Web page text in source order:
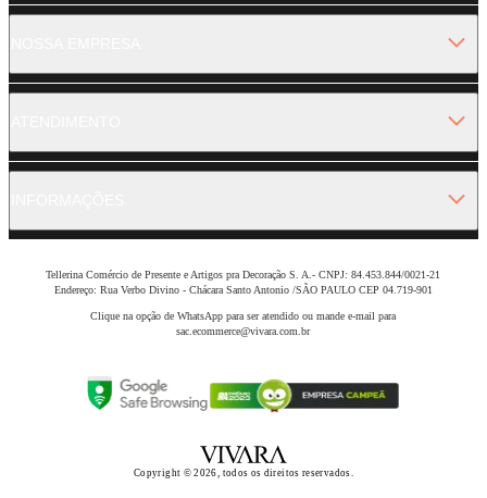
Tellerina Comércio de Presente e Artigos pra Decoração S. A.- CNPJ: 84.453.844/0021-21
Endereço: Rua Verbo Divino - Chácara Santo Antonio /SÃO PAULO CEP 04.719-901
Clique na opção de WhatsApp para ser atendido ou mande e-mail para
sac.ecommerce@vivara.com.br
Copyright © 2026, todos os direitos reservados.